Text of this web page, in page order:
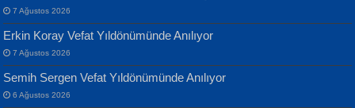
ATİLLA ÖZEN
Sultan Olmadan Önce Eyüp...
Defterimden İçeri...
7 Ağustos 2026
Erkin Koray Vefat Yıldönümünde Anılıyor
7 Ağustos 2026
Semih Sergen Vefat Yıldönümünde Anılıyor
6 Ağustos 2026